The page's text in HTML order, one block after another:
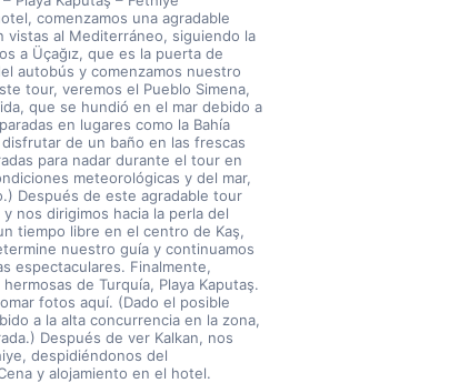
comenzamos una agradable
vistas al Mediterráneo, siguiendo la
a Üçağız, que es la puerta de
autobús y comenzamos nuestro
tour, veremos el Pueblo Simena,
que se hundió en el mar debido a
en lugares como la Bahía
de un baño en las frescas
para nadar durante el tour en
meteorológicas y del mar,
Después de este agradable tour
nos dirigimos hacia la perla del
tiempo libre en el centro de Kaş,
nuestro guía y continuamos
espectaculares. Finalmente,
de Turquía, Playa Kaputaş.
fotos aquí. (Dado el posible
a la alta concurrencia en la zona,
Después de ver Kalkan, nos
despidiéndonos del
y alojamiento en el hotel.